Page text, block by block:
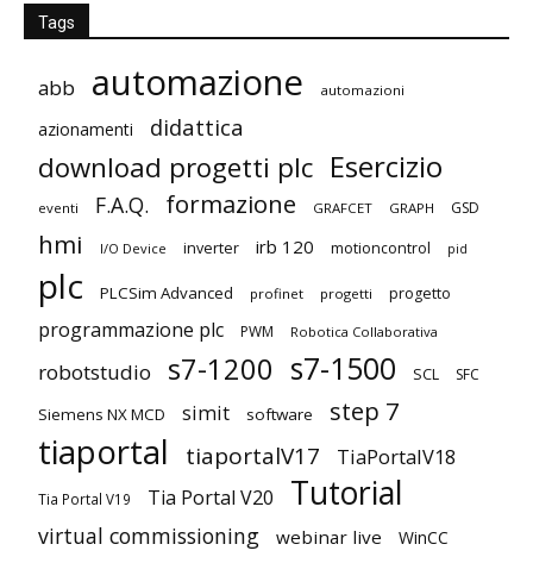
Tags
abb automazione automazioni
azionamenti didattica
download progetti plc Esercizio
eventi F.A.Q. formazione GRAFCET GRAPH GSD
hmi I/O Device inverter irb 120 motioncontrol pid
plc PLCSim Advanced profinet progetti progetto
programmazione plc PWM Robotica Collaborativa
robotstudio s7-1200 s7-1500 SCL SFC
Siemens NX MCD simit software step 7
tiaportal tiaportalV17 TiaPortalV18
Tia Portal V19 Tia Portal V20 Tutorial
virtual commissioning webinar live WinCC